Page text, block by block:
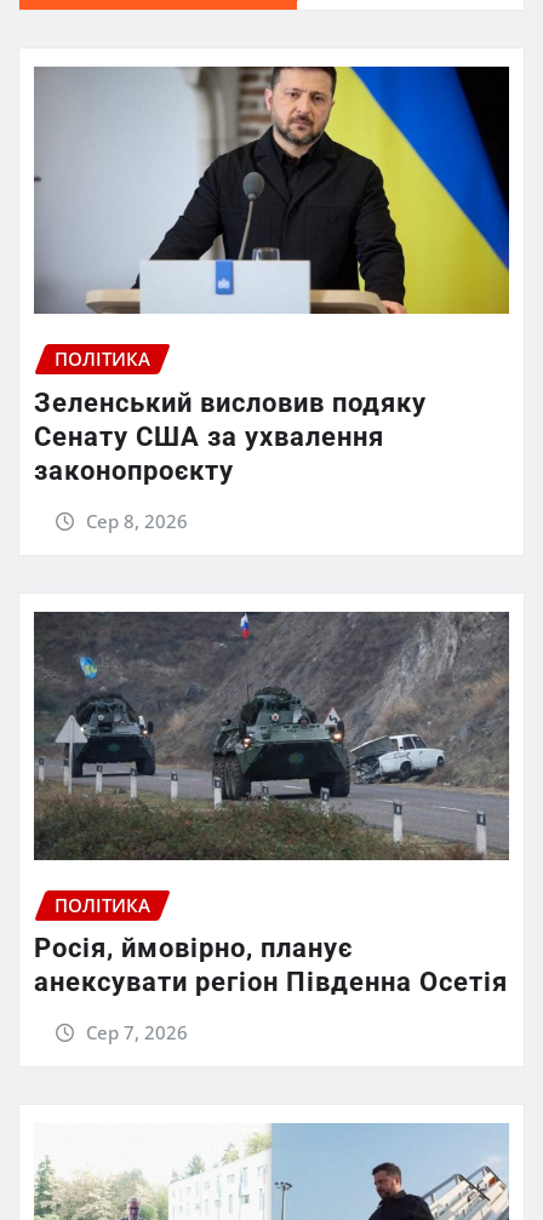
ПОЛІТИКА
Зеленський висловив подяку
Сенату США за ухвалення
законопроєкту
Сер 8, 2026
ПОЛІТИКА
Росія, ймовірно, планує
анексувати регіон Південна Осетія
Сер 7, 2026